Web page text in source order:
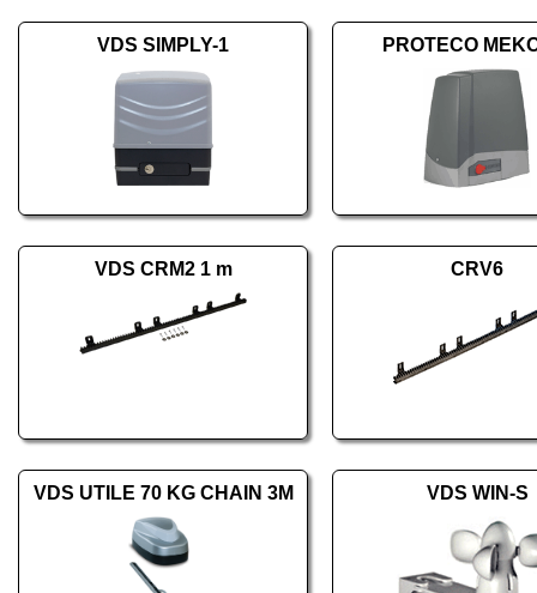
VDS SIMPLY-1 PROTECO
VDS CRM2 1 m CRV6
VDS UTILE 70 KG CHAIN 3M VDS WIN-S